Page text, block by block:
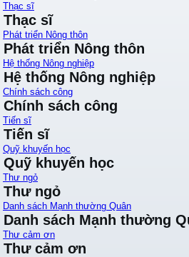
Thạc sĩ
Thạc sĩ
Phát triển Nông thôn
Phát triển Nông thôn
Hệ thống Nông nghiệp
Hệ thống Nông nghiệp
Chính sách công
Chính sách công
Tiến sĩ
Tiến sĩ
Quỹ khuyến học
Quỹ khuyến học
Thư ngỏ
Thư ngỏ
Danh sách Mạnh thường Quân
Danh sách Mạnh thường
Thư cảm ơn
Thư cảm ơn